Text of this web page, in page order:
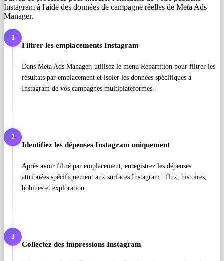
Instagram à l'aide des données de campagne réelles de Meta Ads
Manager.
1
Filtrer les emplacements Instagram
Dans Meta Ads Manager, utilisez le menu Répartition pour filtrer les
résultats par emplacement et isoler les données spécifiques à
Instagram de vos campagnes multiplateformes.
2
Identifiez les dépenses Instagram uniquement
Après avoir filtré par emplacement, enregistrez les dépenses
attribuées spécifiquement aux surfaces Instagram : flux, histoires,
bobines et exploration.
3
Collectez des impressions Instagram